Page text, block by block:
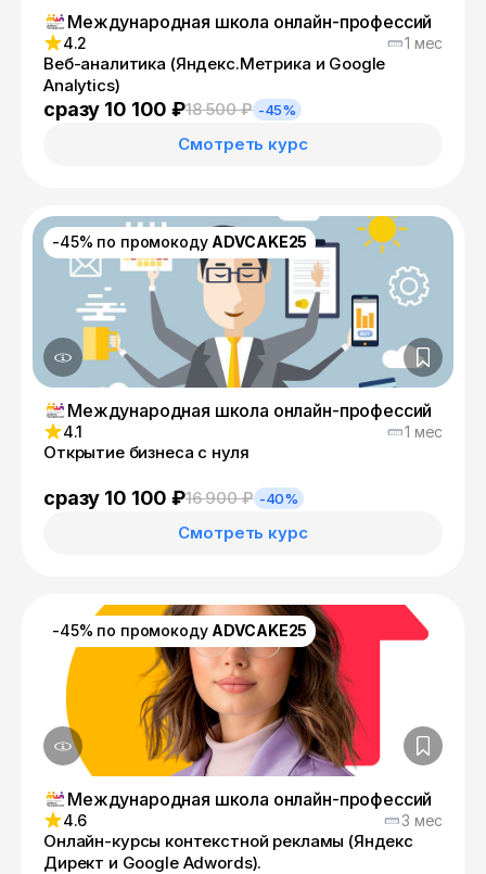
Международная школа онлайн-профессий
4.2 1 мес
Веб-аналитика (Яндекс.Метрика и Google
Analytics)
сразу 10 100 ₽18 500 ₽ -45%
Смотреть курс
-45% по промокоду ADVCAKE25
Международная школа онлайн-профессий
4.1 1 мес
Открытие бизнеса с нуля
сразу 10 100 ₽16 900 ₽ -40%
Смотреть курс
-45% по промокоду ADVCAKE25
Международная школа онлайн-профессий
4.6 3 мес
Онлайн-курсы контекстной рекламы (Яндекс
Директ и Google Adwords).